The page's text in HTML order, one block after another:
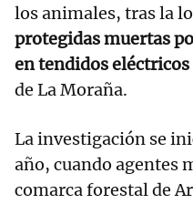
los animales, tras la
protegidas muertas
en tendidos eléctricos
de La Moraña.
La investigación se
año, cuando agentes
comarca forestal de